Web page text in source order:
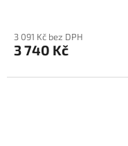
3 091 Kč bez DPH
3 740 Kč